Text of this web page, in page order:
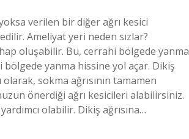
verilen bir diğer ağrı kesici
Ameliyat yeri neden sızlar?
oluşabilir. Bu, cerrahi bölgede yanma
bölgede yanma hissine yol açar. Dikiş
sokma ağrısının tamamen
önerdiği ağrı kesicileri alabilirsiniz.
olabilir. Dikiş ağrısına…